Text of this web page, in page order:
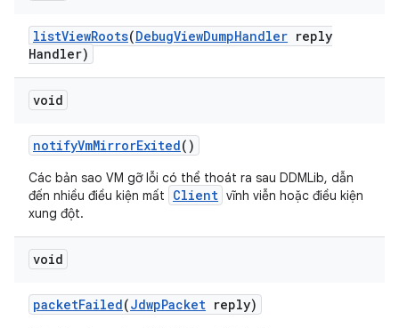
listViewRoots(DebugViewDumpHandler reply
Handler)
void
notifyVmMirrorExited()
Các bản sao VM gỡ lỗi có thể thoát ra sau DDMLib, dẫn
đến nhiều điều kiện mất
Client vĩnh viễn hoặc điều kiện
xung đột.
void
packetFailed(JdwpPacket reply)